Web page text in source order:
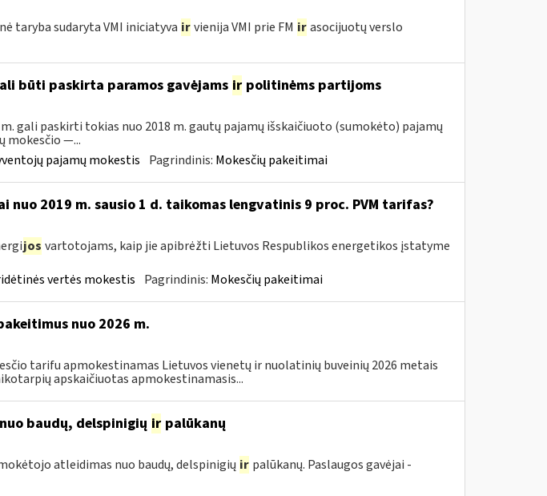
taryba sudaryta VMI iniciatyva ir vienija VMI prie FM ir asocijuotų verslo
būti paskirta paramos gavėjams irpolitinėms partijoms
gali paskirti tokias nuo 2018 m. gautų pajamų išskaičiuoto (sumokėto) pajamų
mokesčio —...
pajamų mokestis Pagrindinis: Mokesčių pakeitimai
nuo 2019 m. sausio 1 d. taikomas lengvatinis 9 proc. PVM tarifas?
jos vartotojams, kaip jie apibrėžti Lietuvos Respublikos energetikos įstatyme
vertės mokestis Pagrindinis: Mokesčių pakeitimai
nuo 2026 m.
tarifu apmokestinamas Lietuvos vienetų ir nuolatinių buveinių 2026 metais
apskaičiuotas apmokestinamasis...
baudų, delspinigių irpalūkanų
atleidimas nuo baudų, delspinigių ir palūkanų. Paslaugos gavėjai -